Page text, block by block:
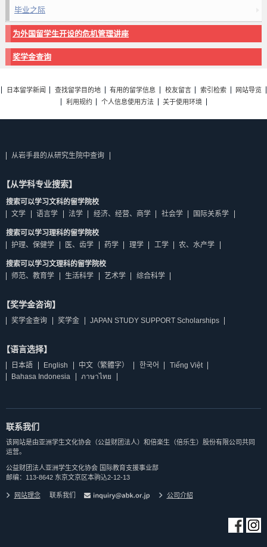
毕业之际
为外国留学生开设的危机管理讲座
奖学金查询
日本留学新闻 查找留学目的地 有用的留学信息 校友留言 索引检索
网站导览
利用规约
个人信息使用方法 关于使用环境
从岩手县的从研究生院中查询
【从学科专业搜索】
搜索可以学习文科的留学院校
文学
语言学 法学 经济、经营、商学 社会学 国际关系学
搜索可以学习理科的留学院校
护理、保健学
医、齿学 药学 理学 工学 农、水产学
搜索可以学习文理科的留学院校
师范、教育学
生活科学 艺术学 综合科学
【奖学金咨询】
奖学金查询 奖学金 JAPAN STUDY SUPPORT Scholarships
【语言选择】
日本語 English 中文（繁體字） 한국어
Tiếng Việt
Bahasa Indonesia
ภาษาไทย
联系我们
该网站是由亚洲学生文化协会（公益财团法人）和倍楽生（倍乐生）股份有限公司共同
运营。
公益财团法人亚洲学生文化协会 国际教育支援事业部
邮编：113-8642 东京文京区本驹込2-12-13
网站理念 联系我们 公司介紹